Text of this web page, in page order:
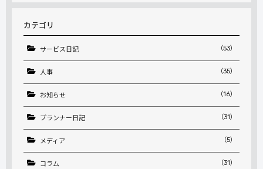
カテゴリ
サービス日記 （53）
人事 （35）
お知らせ （16）
プランナー日記 （31）
メディア （5）
コラム （31）